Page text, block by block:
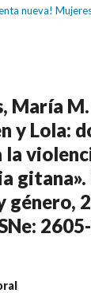
nueva!
María
y Lola:
la
género,